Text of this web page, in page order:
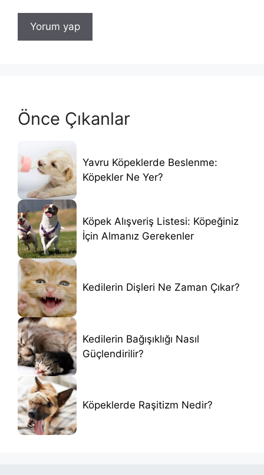
Önce Çıkanlar
Yavru Köpeklerde Beslenme:
Köpekler Ne Yer?
Köpek Alışveriş Listesi: Köpeğiniz
İçin Almanız Gerekenler
Kedilerin Dişleri Ne Zaman Çıkar?
Kedilerin Bağışıklığı Nasıl
Güçlendirilir?
Köpeklerde Raşitizm Nedir?